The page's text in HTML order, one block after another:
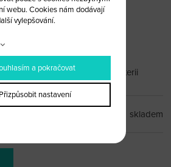
přihlášení
Audi 3 tlačítka + panic na 1 baterii
skladem
webu. Cookies nám dodávají
vylepšování.
a pokračovat
Přizpůsobit nastavení